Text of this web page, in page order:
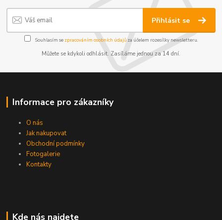
Přihlásit se
Souhlasím se zpracováním osobních údajůza účelem rozesílky newsletteru.
Můžete se kdykoli odhlásit. Zasíláme jednou za 14 dní.
Informace pro zákazníky
O nás
Jak nakupovat
Obchodní podmínky
Fotogalerie
Kontakty
Kde nás najdete